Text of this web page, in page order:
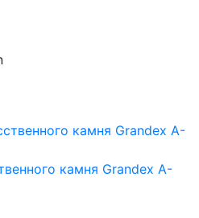
камня Grandex A-